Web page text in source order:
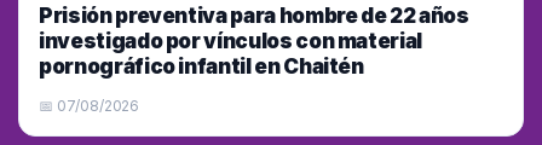
Prisión preventiva para hombre de 22 años
investigado por vínculos con material
pornográfico infantil en Chaitén
📅 07/08/2026